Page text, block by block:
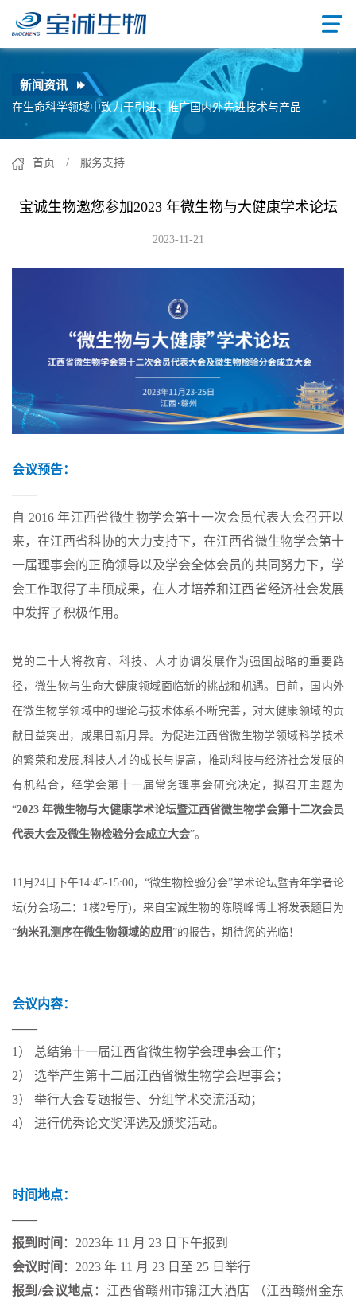
新闻资讯
在生命科学领域中致力于引进、推广国内外先进技术与产品
首页 / 服务支持
宝诚生物邀您参加2023 年微生物与大健康学术论坛
2023-11-21
会议预告：
——
自 2016 年江西省微生物学会第十一次会员代表大会召开以
来，在江西省科协的大力支持下，在江西省微生物学会第十
一届理事会的正确领导以及学会全体会员的共同努力下，学
会工作取得了丰硕成果，在人才培养和江西省经济社会发展
中发挥了积极作用。
党的二十大将教育、科技、人才协调发展作为强国战略的重要路
径，微生物与生命大健康领域面临新的挑战和机遇。目前，国内外
在微生物学领域中的理论与技术体系不断完善，对大健康领域的贡
献日益突出，成果日新月异。为促进江西省微生物学领域科学技术
的繁荣和发展,科技人才的成长与提高，推动科技与经济社会发展的
有机结合，经学会第十一届常务理事会研究决定，拟召开主题为
“2023 年微生物与大健康学术论坛暨江西省微生物学会第十二次会员
代表大会及微生物检验分会成立大会”。
11月24日下午14:45-15:00，“微生物检验分会”学术论坛暨青年学者论
坛(分会场二：1楼2号厅)，来自宝诚生物的陈晓峰博士将发表题目为
“纳米孔测序在微生物领域的应用”的报告，期待您的光临！
会议内容：
——
1） 总结第十一届江西省微生物学会理事会工作；
2） 选举产生第十二届江西省微生物学会理事会；
3） 举行大会专题报告、分组学术交流活动；
4） 进行优秀论文奖评选及颁奖活动。
时间地点：
——
报到时间 ：2023年 11 月 23 日下午报到
会议时间 ：2023 年 11 月 23 日至 25 日举行
报到/会议地点 ：江西省赣州市锦江大酒店 （江西赣州金东